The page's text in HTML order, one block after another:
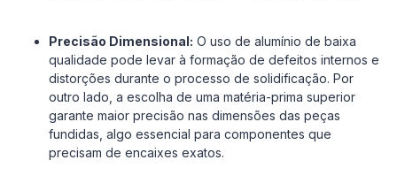
Precisão Dimensional: O uso de alumínio de baixa
qualidade pode levar à formação de defeitos internos e
distorções durante o processo de solidificação. Por
outro lado, a escolha de uma matéria-prima superior
garante maior precisão nas dimensões das peças
fundidas, algo essencial para componentes que
precisam de encaixes exatos.